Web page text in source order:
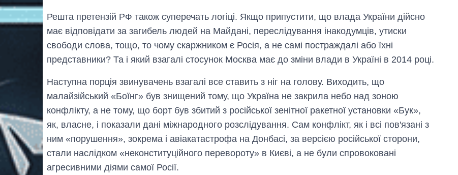
Решта претензій РФ також суперечать логіці. Якщо припустити, що влада України дійсно
має відповідати за загибель людей на Майдані, переслідування інакодумців, утиски
свободи слова, тощо, то чому скаржником є ​​Росія, а не самі постраждалі або їхні
представники? Та і який взагалі стосунок Москва має до зміни влади в Україні в 2014 році.
Наступна порція звинувачень взагалі все ставить з ніг на голову. Виходить, що
малайзійський «Боїнг» був знищений тому, що Україна не закрила небо над зоною
конфлікту, а не тому, що борт був збитий з російської зенітної ракетної установки «Бук»,
як, власне, і показали дані міжнародного розслідування. Сам конфлікт, як і всі пов'язані з
ним «порушення», зокрема і авіакатастрофа на Донбасі, за версією російської сторони,
стали наслідком «неконституційного перевороту» в Києві, а не були спровоковані
агресивними діями самої Росії.